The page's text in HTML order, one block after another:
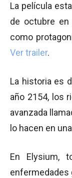
La película
de octubre
como
Ver trailer.
La historia es
año 2154, los
avanzada
lo hacen en
En Elysium,
enfermedades